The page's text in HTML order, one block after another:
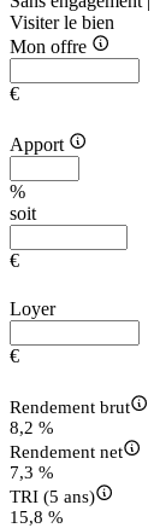
Visiter le bien
Mon offre
€
Apport
%
soit
€
Loyer
€
Rendement brut
8,2 %
Rendement net
7,3 %
TRI (5 ans)
15,8 %